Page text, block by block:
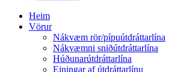
Heim
Vörur
Nákvæm rör/pípuútdráttarlína
Nákvæmni sniðútdráttarlína
Húðunarútdráttarlína
Einingar af útdráttarlínu